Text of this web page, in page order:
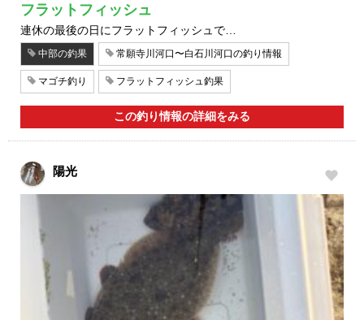
フラットフィッシュ
連休の最後の日にフラットフィッシュで…
中部の釣果 常願寺川河口〜白石川河口の釣り情報
マゴチ釣り フラットフィッシュ釣果
この釣り情報の詳細をみる
陽光